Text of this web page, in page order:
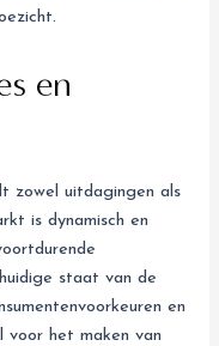
en
zowel uitdagingen als
is dynamisch en
staat van de
en
voor het maken van